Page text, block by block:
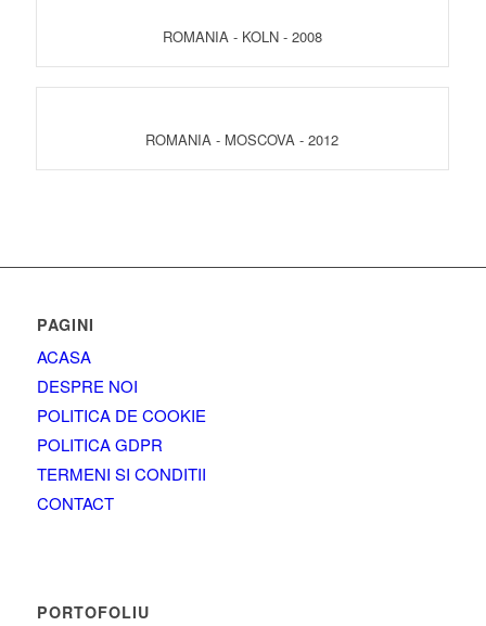
ROMANIA - KOLN - 2008
ROMANIA - MOSCOVA - 2012
PAGINI
ACASA
DESPRE NOI
POLITICA DE COOKIE
POLITICA GDPR
TERMENI SI CONDITII
CONTACT
PORTOFOLIU